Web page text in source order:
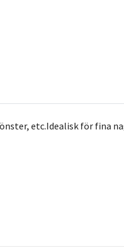
etc.Idealisk för fina